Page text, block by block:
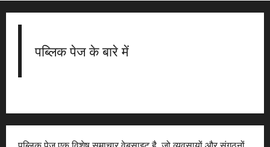
पब्लिक पेज के बारे में